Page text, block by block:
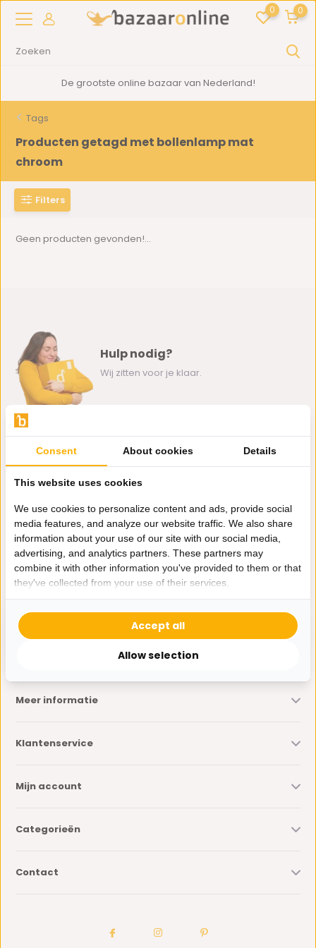
0 0
De grootste online bazaar van Nederland!
Tags
Producten getagd met bollenlamp mat
chroom
Filters
Geen producten gevonden!...
Hulp nodig?
Wij zitten voor je klaar.
0162-231130
klantenservice@bazaaronline.nl
Ontvang de nieuwste aanbiedingen en promoties. We zullen
je niet spammen, beloofd.
Abonneer
Meer informatie
Klantenservice
Mijn account
Categorieën
Contact
Consent About cookies Details
This website uses cookies
We use cookies to personalize content and ads, provide social
media features, and analyze our website traffic. We also share
information about your use of our site with our social media,
advertising, and analytics partners. These partners may
combine it with other information you've provided to them or that
they've collected from your use of their services.
Allow selection
Accept all